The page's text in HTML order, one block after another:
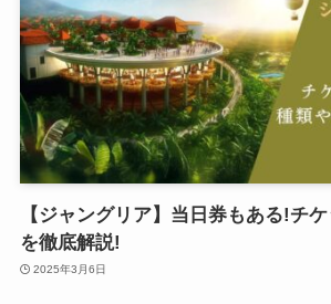
【ジャングリア】当日券もある!チ
を徹底解説!
2025年3月6日